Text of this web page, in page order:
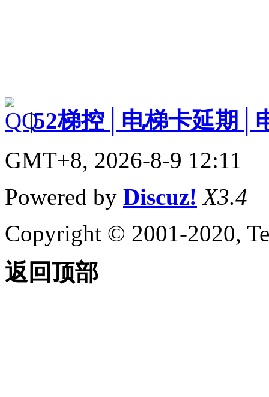
|52梯控│电梯卡延期│
GMT+8, 2026-8-9 12:11
Powered by Discuz! X3.4
Copyright © 2001-2020,
返回顶部